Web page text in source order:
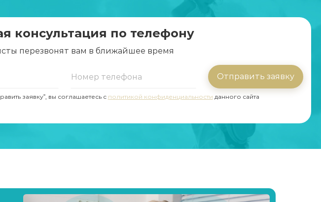
консультация по телефону
перезвонят вам в ближайшее время
Отправить заявку
заявку”, вы соглашаетесь с политикой конфиденциальности данного сайта